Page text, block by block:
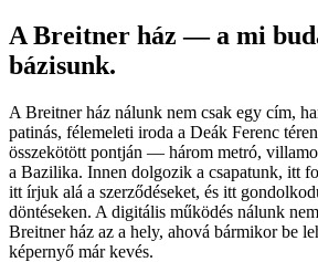
A Breitner ház — a mi
bázisunk.
A Breitner ház nálunk nem csak egy cím,
patinás, félemeleti iroda a Deák Ferenc
összekötött pontján — három metró,
a Bazilika. Innen dolgozik a csapatunk, itt
itt írjuk alá a szerződéseket, és itt
döntéseken. A digitális működés nálunk
Breitner ház az a hely, ahová bármikor be
képernyő már kevés.